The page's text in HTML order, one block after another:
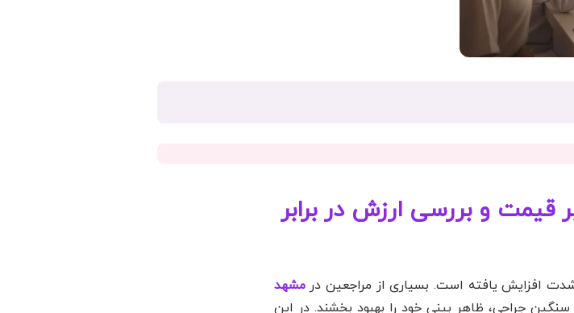
قیمت و بررسی ارزش در برابر
افزایش یافته است. بسیاری از مراجعین درمشهد
جراحی، ظاهر بینی خود را بهبود بخشند. در این